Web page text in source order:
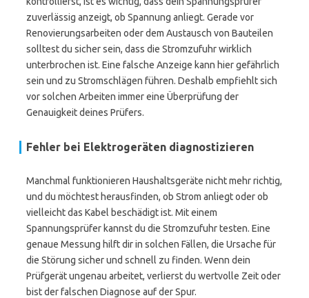
zuverlässig anzeigt, ob Spannung anliegt. Gerade vor
Renovierungsarbeiten oder dem Austausch von Bauteilen
solltest du sicher sein, dass die Stromzufuhr wirklich
unterbrochen ist. Eine falsche Anzeige kann hier gefährlich
sein und zu Stromschlägen führen. Deshalb empfiehlt sich
vor solchen Arbeiten immer eine Überprüfung der
Genauigkeit deines Prüfers.
Fehler bei Elektrogeräten diagnostizieren
Manchmal funktionieren Haushaltsgeräte nicht mehr richtig,
und du möchtest herausfinden, ob Strom anliegt oder ob
vielleicht das Kabel beschädigt ist. Mit einem
Spannungsprüfer kannst du die Stromzufuhr testen. Eine
genaue Messung hilft dir in solchen Fällen, die Ursache für
die Störung sicher und schnell zu finden. Wenn dein
Prüfgerät ungenau arbeitet, verlierst du wertvolle Zeit oder
bist der falschen Diagnose auf der Spur.